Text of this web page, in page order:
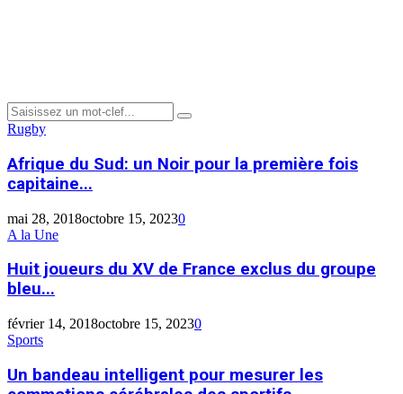
Search
for:
Search
Afrique
Sud:
un
Noir
la
première
capitaine
des
pour
un
match
Rugby
Afrique du Sud: un Noir pour la première fois
capitaine...
mai 28, 2018octobre 15, 20230
Huit
du
XV
de
France
exclus
du
bleu
A la Une
Huit joueurs du XV de France exclus du groupe
bleu...
février 14, 2018octobre 15, 20230
Un
intelligent
pour
Sports
Un bandeau intelligent pour mesurer les